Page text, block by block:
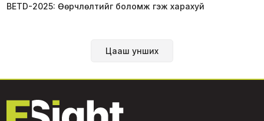
BETD-2025: Өөрчлөлтийг боломж гэж харахуй
Цааш унших